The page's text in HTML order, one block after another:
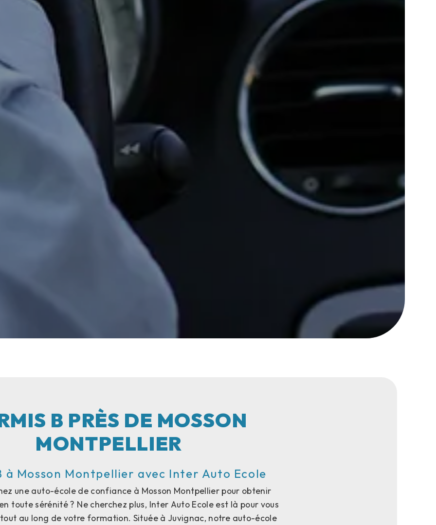
B PRÈS DE MOSSON
MONTPELLIER
à Mosson Montpellier avec Inter Auto Ecole
une auto-école de confiance à Mosson Montpellier pour obtenir
toute sérénité ? Ne cherchez plus, Inter Auto Ecole est là pour vous
au long de votre formation. Située à Juvignac, notre auto-école